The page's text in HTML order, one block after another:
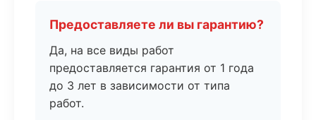
Предоставляете ли вы гарантию?
Да, на все виды работ
предоставляется гарантия от 1 года
до 3 лет в зависимости от типа
работ.